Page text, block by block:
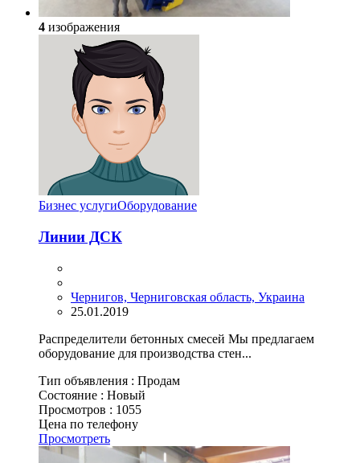
4 изображения
Бизнес услугиОборудование
Линии ДСК
Чернигов, Черниговская область, Украина
25.01.2019
Распределители бетонных смесей Мы предлагаем
оборудование для производства стен...
Тип объявления : Продам
Состояние : Новый
Просмотров : 1055
Цена по телефону
Просмотреть